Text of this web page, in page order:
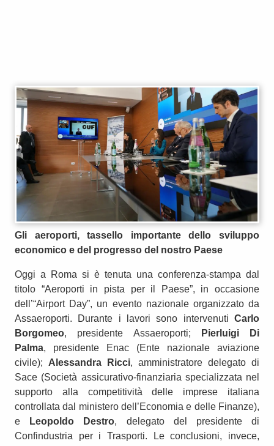
Gli aeroporti, tassello importante dello sviluppo
economico e del progresso del nostro Paese
Oggi a Roma si è tenuta una conferenza-stampa dal
titolo “Aeroporti in pista per il Paese”, in occasione
dell’“Airport Day”, un evento nazionale organizzato da
Assaeroporti. Durante i lavori sono intervenuti Carlo
Borgomeo, presidente Assaeroporti;
Pierluigi Di
Palma, presidente Enac (Ente nazionale aviazione
civile); Alessandra Ricci, amministratore delegato di
Sace (Società assicurativo-finanziaria specializzata nel
supporto alla competitività delle imprese italiana
controllata dal ministero dell’Economia e delle Finanze),
e
Leopoldo Destro, delegato del presidente di
Confindustria per i Trasporti. Le conclusioni, invece,